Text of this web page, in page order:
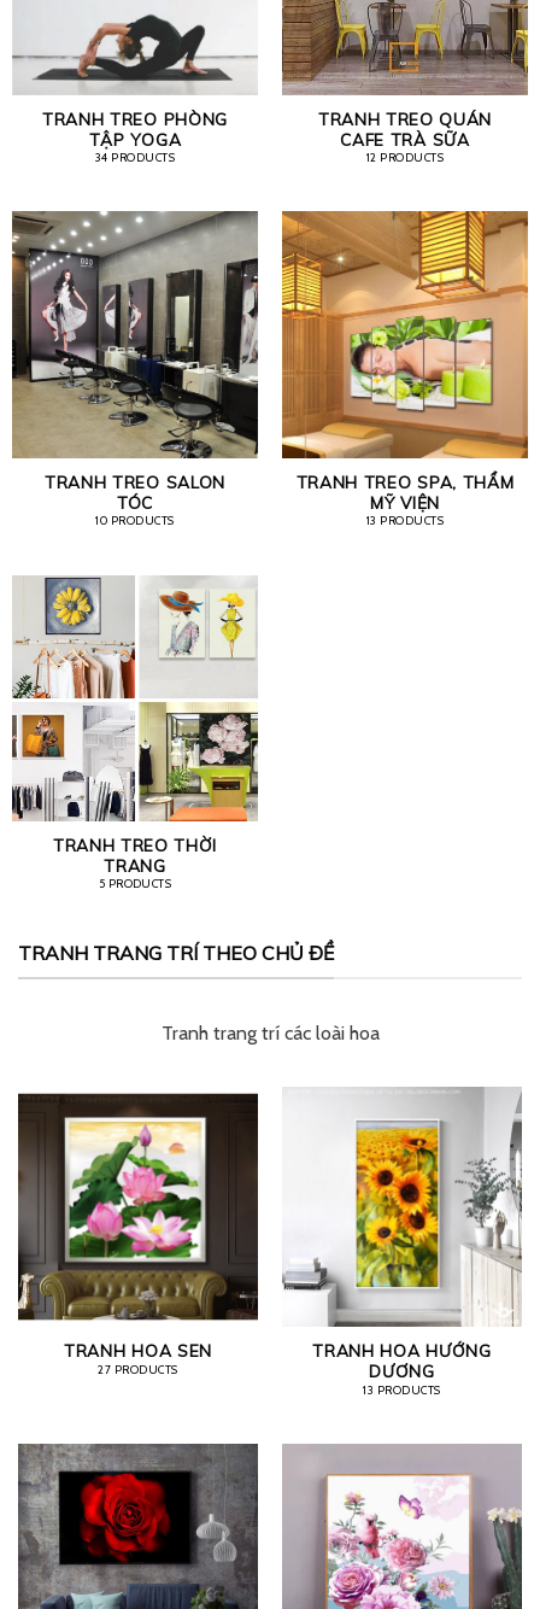
TRANH TREO PHÒNG
TẬP YOGA
34 PRODUCTS
TRANH TREO QUÁN
CAFE TRÀ SỮA
12 PRODUCTS
TRANH TREO SALON
TÓC
10 PRODUCTS
TRANH TREO SPA, THẨM
MỸ VIỆN
13 PRODUCTS
TRANH TREO THỜI
TRANG
5 PRODUCTS
TRANH TRANG TRÍ THEO CHỦ ĐỀ
Tranh trang trí các loài hoa
TRANH HOA SEN
27 PRODUCTS
TRANH HOA HƯỚNG
DƯƠNG
13 PRODUCTS